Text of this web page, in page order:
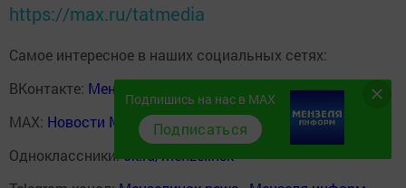
https://max.ru/tatmedia
Самое интересное в наших социальных сетях:
ВКонтакте: Мензелинск news - Мензеля-информ
MAX: Новости Мензелинска - Мензеля онлайн
Одноклассники:ok.ru/menzelinsk
Подпишись на нас в MAX
Подписаться